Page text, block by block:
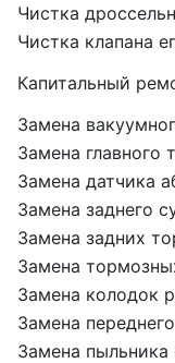
Чистка
Чистка клапана
Капитальный
Замена
Замена главного
Замена датчика
Замена заднего
Замена задних
Замена
Замена колодок
Замена
Замена пыльника